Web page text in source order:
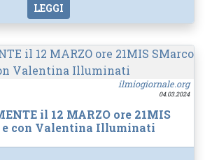
LEGGI
ilmiogiornale.org
04.03.2024
il 12 MARZO ore 21MIS
e con Valentina Illuminati